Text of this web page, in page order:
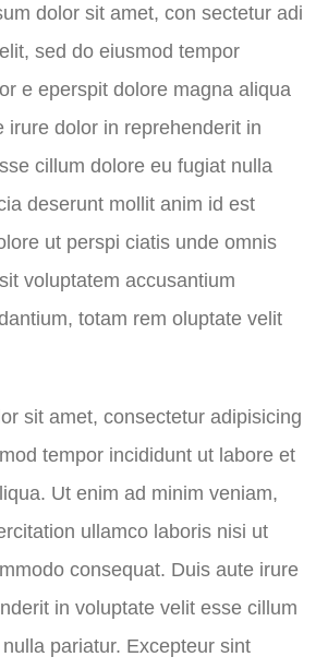
dolor sit amet, con sectetur adi
sed do eiusmod tempor
e eperspit dolore magna aliqua
irure dolor in reprehenderit in
cillum dolore eu fugiat nulla
deserunt mollit anim id est
ut perspi ciatis unde omnis
voluptatem accusantium
totam rem oluptate velit
sit amet, consectetur adipisicing
tempor incididunt ut labore et
Ut enim ad minim veniam,
ullamco laboris nisi ut
consequat. Duis aute irure
in voluptate velit esse cillum
pariatur. Excepteur sint